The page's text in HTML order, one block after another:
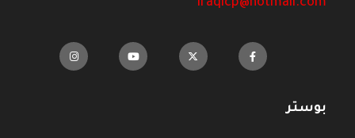
iraqicp@hotmail.com
بوستر